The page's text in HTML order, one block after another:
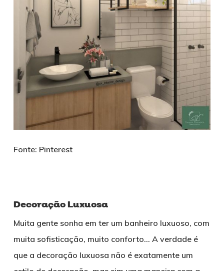
Fonte: Pinterest
Decoração Luxuosa
Muita gente sonha em ter um banheiro luxuoso, com
muita sofisticação, muito conforto… A verdade é
que a decoração luxuosa não é exatamente um